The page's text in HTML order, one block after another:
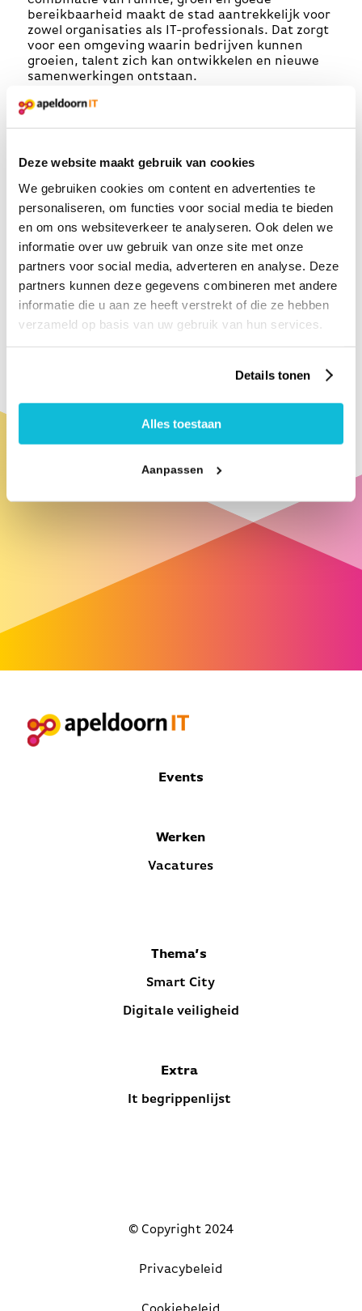
Deze website maakt gebruik van cookies
We gebruiken cookies om content en advertenties te
personaliseren, om functies voor social media te bieden
en om ons websiteverkeer te analyseren. Ook delen we
informatie over uw gebruik van onze site met onze
partners voor social media, adverteren en analyse. Deze
partners kunnen deze gegevens combineren met andere
informatie die u aan ze heeft verstrekt of die ze hebben
verzameld op basis van uw gebruik van hun services.
Details tonen
Alles toestaan
Aanpassen
bereikbaarheid maakt de stad aantrekkelijk voor
zowel organisaties als IT-professionals. Dat zorgt
voor een omgeving waarin bedrijven kunnen
groeien, talent zich kan ontwikkelen en nieuwe
samenwerkingen ontstaan.
Sluit je aan bij
Apeldoorn IT
Ben je geïnteresseerd in de mogelijkheden om je
aan te sluiten bij Apeldoorn IT? Zie jij ook de
voordelen?
Events
Werken
Vacatures
Thema’s
Smart City
Digitale veiligheid
Extra
It begrippenlijst
© Copyright 2024
Privacybeleid